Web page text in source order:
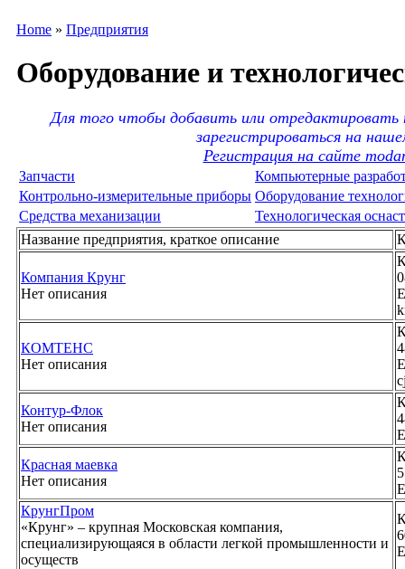
Home » Предприятия
Оборудование и
Для того чтобы добавить или отредактировать
зарегистрироваться на
Регистрация на сайте
Запчасти
Компьютерные
Контрольно-измерительные приборы Оборудование
Средства механизации
Технологическая
Название предприятия, краткое описание
Компания Крунг
Нет описания
КОМТЕНС
Нет описания
Контур-Флок
Нет описания
Красная маевка
Нет описания
КрунгПром
«Крунг» – крупная Московская компания,
специализирующаяся в области легкой промышленности и
осуществ